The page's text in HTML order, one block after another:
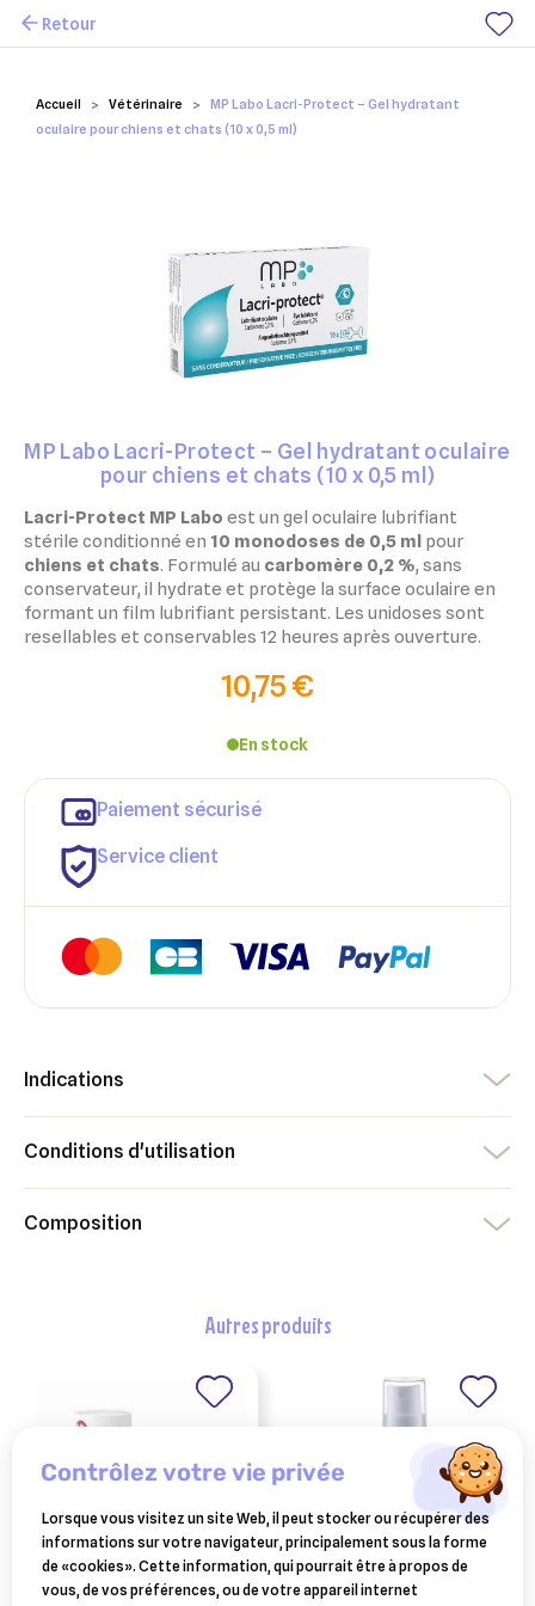
Mes favoris
Accueil Vétérinaire
MP Labo Lacri-Protect – Gel hydratant
oculaire pour chiens et chats (10 x 0,5 ml)
Retour
MP Labo Lacri-Protect – Gel hydratant oculaire
pour chiens et chats (10 x 0,5 ml)
Lacri-Protect MP Labo est un gel oculaire lubrifiant
stérile conditionné en 10 monodoses de 0,5 ml pour
chiens et chats. Formulé au carbomère 0,2 %, sans
conservateur, il hydrate et protège la surface oculaire en
formant un film lubrifiant persistant. Les unidoses sont
resellables et conservables 12 heures après ouverture.
10,75 €
En stock
Paiement sécurisé
Service client
Indications
Conditions d'utilisation
Composition
autres produits
hydra veau BEAPHAR
Ajouter à ma liste d'envies
Créer une nouvelle liste
Créer une liste d'envies
Nom de la liste d'envies
Annuler Créer une liste d'envies
Connexion
Vous devez être connecté pour ajouter des produits à votre
Annuler Connexion
contrôlez votre vie privée
Lorsque vous visitez un site Web, il peut stocker ou récupérer des
informations sur votre navigateur, principalement sous la forme
de «cookies». Cette information, qui pourrait être à propos de
vous, de vos préférences, ou de votre appareil internet